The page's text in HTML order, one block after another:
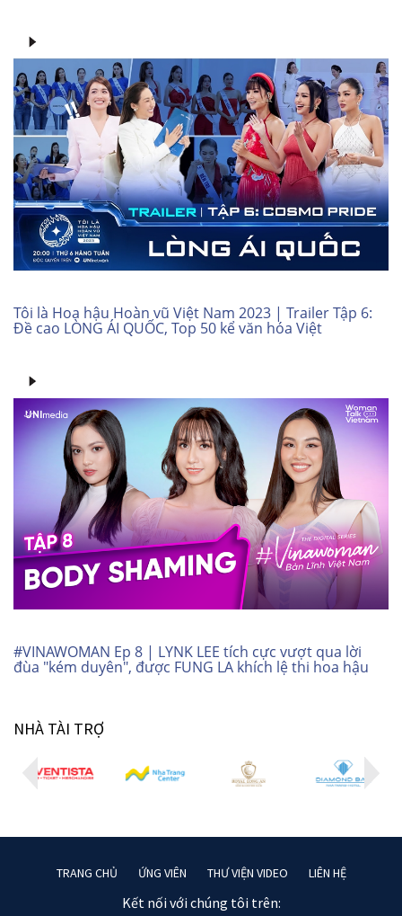
Tôi là Hoa hậu Hoàn vũ Việt Nam 2023 | Trailer Tập 6:
Đề cao LÒNG ÁI QUỐC, Top 50 kể văn hóa Việt
#VINAWOMAN Ep 8 | LYNK LEE tích cực vượt qua lời
đùa "kém duyên", được FUNG LA khích lệ thi hoa hậu
NHÀ TÀI TRỢ
TRANG CHỦ ỨNG VIÊN THƯ VIỆN VIDEO LIÊN HỆ
Kết nối với chúng tôi trên: